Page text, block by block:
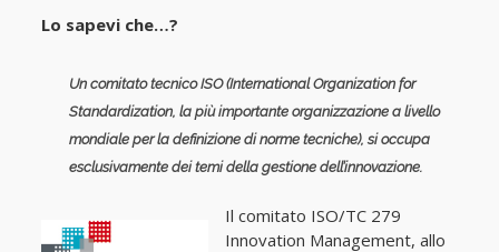
Lo sapevi che…?
Un comitato tecnico ISO (International Organization for
Standardization, la più importante organizzazione a livello
mondiale per la definizione di norme tecniche), si occupa
esclusivamente dei temi della gestione dell’innovazione.
Il comitato ISO/TC 279
Innovation Management, allo